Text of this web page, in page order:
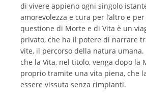
di vivere appieno ogni singolo
amorevolezza e cura per l’altro e
questione di Morte e di Vita è un
privato, che ha il potere di narrare
vite, il percorso della natura umana.
che la Vita, nel titolo, venga dopo la
proprio tramite una vita piena, che
essere vissuta senza rimpianti.